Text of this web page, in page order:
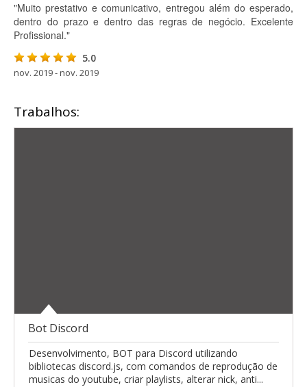
"Muito prestativo e comunicativo, entregou além do esperado,
dentro do prazo e dentro das regras de negócio. Excelente
Profissional."
5.0
nov. 2019 - nov. 2019
Trabalhos:
Bot Discord
Desenvolvimento, BOT para Discord utilizando
bibliotecas discord.js, com comandos de reprodução de
musicas do youtube, criar playlists, alterar nick, anti...